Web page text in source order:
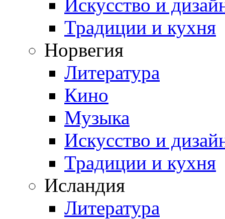
Искусство и
Традиции и кухня
Норвегия
Литература
Кино
Музыка
Искусство и
Традиции и кухня
Исландия
Литература